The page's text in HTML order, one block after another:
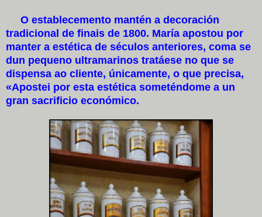
O establecemento mantén a decoración
tradicional de finais de 1800. María apostou por
manter a estética de séculos anteriores, coma se
dun pequeno ultramarinos tratáese no que se
dispensa ao cliente, únicamente, o que precisa,
«Apostei por esta estética someténdome a un
gran sacrificio económico.